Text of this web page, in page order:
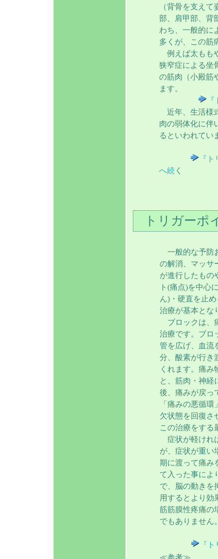
（背骨を支え
部、肩甲部、背
わち、一般的に
多くが、この筋
例えば太もも
狭窄症による坐
の筋肉（小殿筋
ます。
近年、生活様
肉の弱体化に伴
るといわれてい
『
へ続 く
トリガーポ
一般的な予防
の解消、マッサ
が進行したもの
ト(痛点)を中心
ん)・硬直を止
治療が基本とな
ブロックは、
治療です。ブロ
管を広げ、血流
分、酸素が行き
くれます。痛
と、筋肉・神経
後、痛みが戻っ
「痛みの悪循
欠状態を回復さ
この治療をする
症状が軽けれ
が、症状が重い
期に渡って痛み
て入った事によ
で、脳の動きを
用するとより効
筋筋膜性疼痛の
でもありません
『
≪参考≫